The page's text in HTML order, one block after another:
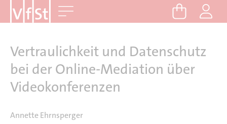
Vertraulichkeit und Datenschutz
bei der Online-Mediation über
Videokonferenzen
Annette Ehrnsperger